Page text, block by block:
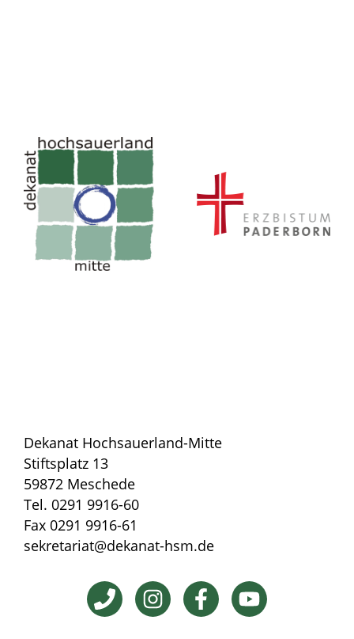
Dekanat Hochsauerland-Mitte
Stiftsplatz 13
59872 Meschede
Tel. 0291 9916-60
Fax 0291 9916-61
sekretariat@dekanat-hsm.de